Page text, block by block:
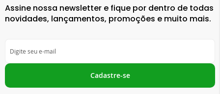
Assine nossa newsletter e fique por dentro de todas
novidades, lançamentos, promoções e muito mais.
se
na
Newsletter:
Cadastre-se